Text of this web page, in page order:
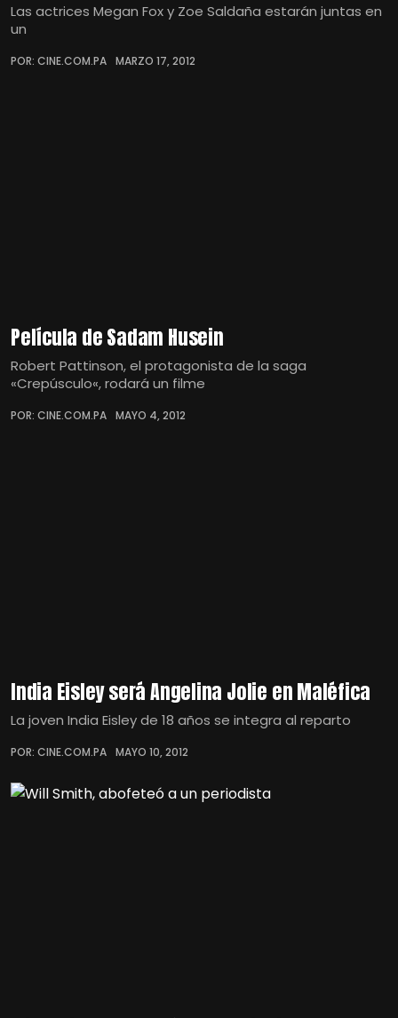
Las actrices Megan Fox y Zoe Saldaña estarán juntas en
un
POR: CINE.COM.PA MARZO 17, 2012
Película de Sadam Husein
Robert Pattinson, el protagonista de la saga
«Crepúsculo«, rodará un filme
POR: CINE.COM.PA MAYO 4, 2012
India Eisley será Angelina Jolie en Maléfica
La joven India Eisley de 18 años se integra al reparto
POR: CINE.COM.PA MAYO 10, 2012